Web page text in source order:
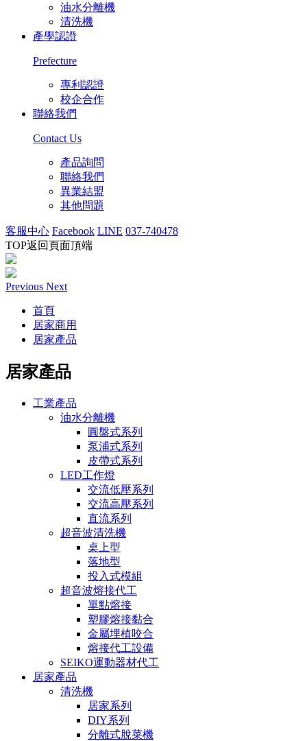
油水分離機
清洗機
產學認證
Prefecture
專利認證
校企合作
聯絡我們
Contact Us
產品詢問
聯絡我們
異業結盟
其他問題
客服中心 Facebook LINE 037-740478
TOP返回頁面頂端
Previous Next
首頁
居家商用
居家產品
居家產品
工業產品
油水分離機
圓盤式系列
泵浦式系列
皮帶式系列
LED工作燈
交流低壓系列
交流高壓系列
直流系列
超音波清洗機
桌上型
落地型
投入式模組
超音波熔接代工
單點熔接
塑膠熔接黏合
金屬埋植咬合
熔接代工設備
SEIKO運動器材代工
居家產品
清洗機
居家系列
DIY系列
分離式脫菜機